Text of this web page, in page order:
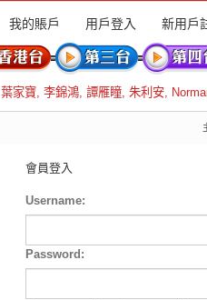
我的賬戶 用戶登入 新用戶
葉家寶, 李錦鴻, 譚雁瞳, 朱利安,
會員登入
Username:
Password: